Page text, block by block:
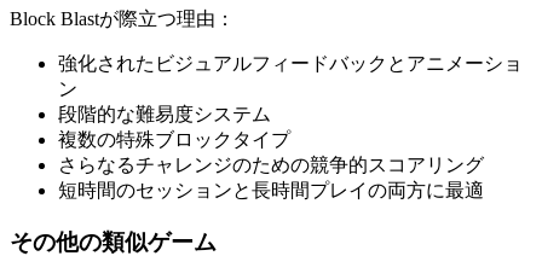
Block Blastが際立つ理由：
強化されたビジュアルフィードバックとアニメーショ
ン
段階的な難易度システム
複数の特殊ブロックタイプ
さらなるチャレンジのための競争的スコアリング
短時間のセッションと長時間プレイの両方に最適
その他の類似ゲーム